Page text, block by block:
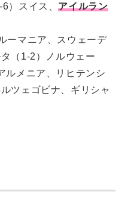
6）スイス、アイルラン
ーマニア、スウェーデ
（1-2）ノルウェー
ルメニア、リヒテンシ
ツェゴビナ、ギリシャ